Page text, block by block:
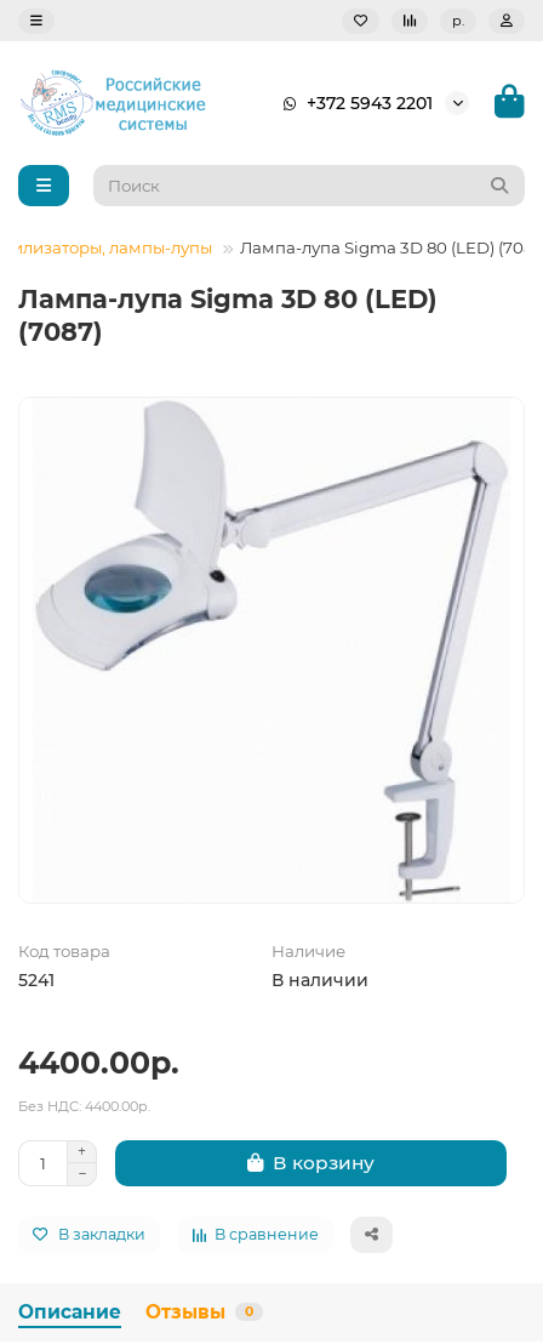
р.
+372 5943 2201
лампы-лупы Лампа-лупа Sigma 3D 80 (LED)
Лампа-лупа Sigma 3D 80 (LED)
(7087)
Код товара
5241
Наличие
В наличии
4400.00р.
Без НДС: 4400.00р.
В корзину
В закладки В сравнение
Описание Отзывы 0